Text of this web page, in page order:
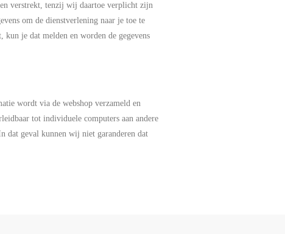
verstrekt, tenzij wij daartoe verplicht zijn
om de dienstverlening naar je toe te
je dat melden en worden de gegevens
wordt via de webshop verzameld en
tot individuele computers aan andere
dat geval kunnen wij niet garanderen dat